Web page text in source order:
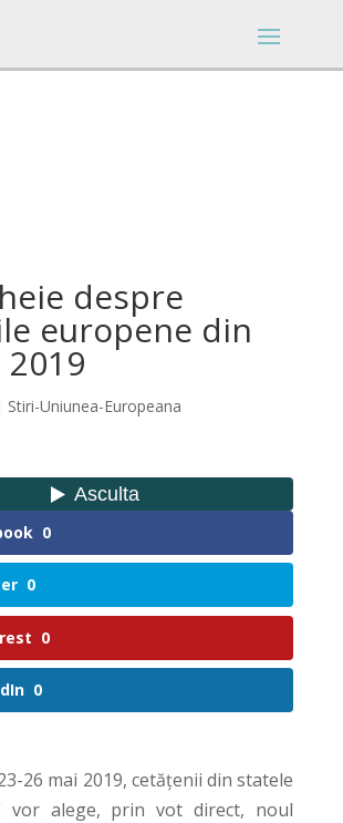
despre
europene din
Stiri-Uniunea-Europeana
0
0
0
0
26 mai 2019, cetățenii din statele
vor alege, prin vot direct, noul